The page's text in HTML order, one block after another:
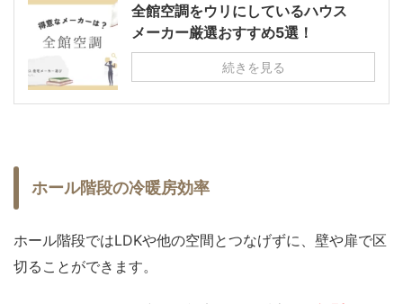
全館空調をウリにしているハウス
メーカー厳選おすすめ5選！
続きを見る
ホール階段の冷暖房効率
ホール階段ではLDKや他の空間とつなげずに、壁や扉で区
切ることができます。